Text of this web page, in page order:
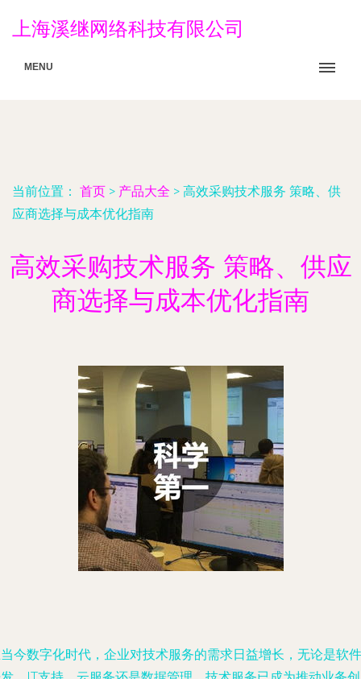
上海溪继网络科技有限公司
MENU
当前位置： 首页 > 产品大全 > 高效采购技术服务 策略、供
应商选择与成本优化指南
高效采购技术服务 策略、供应
商选择与成本优化指南
今数字化时代，企业对技术服务的需求日益增长，无论是软件